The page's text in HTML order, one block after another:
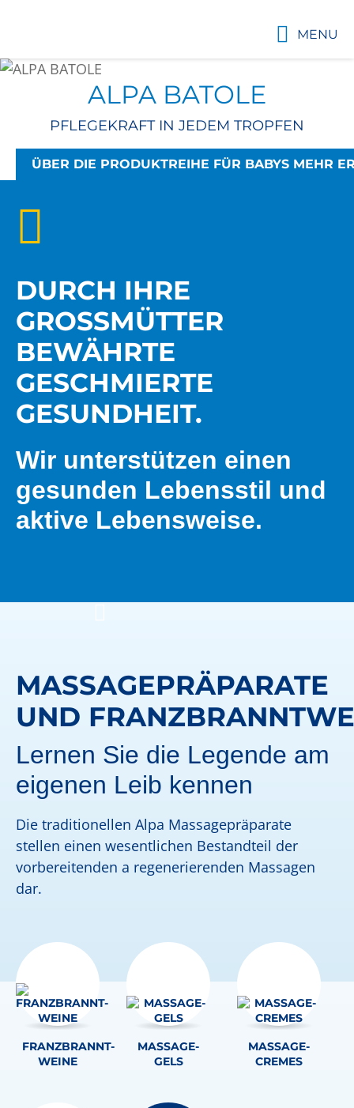
MENU
ALPA BATOLE
PFLEGEKRAFT IN JEDEM TROPFEN
ÜBER DIE PRODUKTREIHE FÜR BABYS MEHR
DURCH IHRE
GROSSMÜTTER B
EWÄHRTE G
ESCHMIERTE G
ESUNDHEIT.
Wir unterstützen einen
gesunden Lebensstil und
aktive Lebensweise.
MASSAGEPRÄPARATE
UND
Lernen Sie die Legende am
eigenen Leib kennen
Die traditionellen Alpa Massagepräparate
stellen einen wesentlichen Bestandteil der
vorbereitenden a regenerierenden Massagen
dar.
FRANZBRANNT-
WEINE
MASSAGE-
GELS
MASSAGE-
CREMES